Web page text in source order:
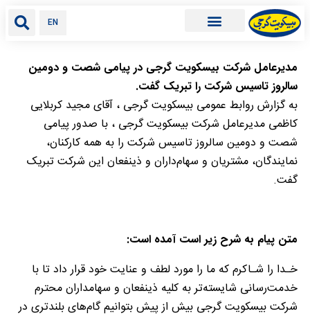
EN
مدیرعامل شرکت بیسکویت گرجی در پیامی شصت و دومین
سالروز تاسیس شرکت را تبریک گفت.
به گزارش روابط عمومی بیسکویت گرجی ، آقای مجید کربلایی
کاظمی مدیرعامل شرکت بیسکویت گرجی ، با صدور پیامی
شصت و دومین سالروز تاسیس شرکت را به همه کارکنان،
نمایندگان، مشتریان و سهام‌داران و ذینفعان این شرکت تبریک
گفت.
متن پیام به شرح زیر است آمده است:
خـدا را شـاکرم که ما را مورد لطف و عنایت خود قرار داد تا با
خدمت‌رسانی شایسته‌تر به کلیه ذینفعان و سهامداران محترم
شرکت بیسکویت گرجی بیش از پیش بتوانیم گام‌های بلندتری در